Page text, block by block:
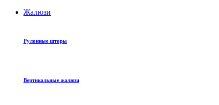
Жалюзи
Рулонные шторы
Вертикальные жалюзи